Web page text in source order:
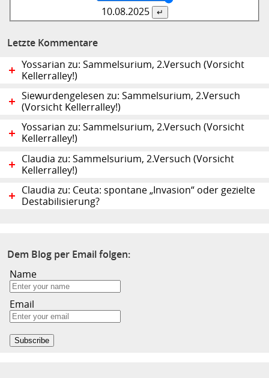
10.08.2025
Letzte Kommentare
Yossarian zu: Sammelsurium, 2.Versuch (Vorsicht
Kellerralley!)
Siewurdengelesen zu: Sammelsurium, 2.Versuch
(Vorsicht Kellerralley!)
Yossarian zu: Sammelsurium, 2.Versuch (Vorsicht
Kellerralley!)
Claudia zu: Sammelsurium, 2.Versuch (Vorsicht
Kellerralley!)
Claudia zu: Ceuta: spontane „Invasion“ oder gezielte
Destabilisierung?
Dem Blog per Email folgen:
Name
Email